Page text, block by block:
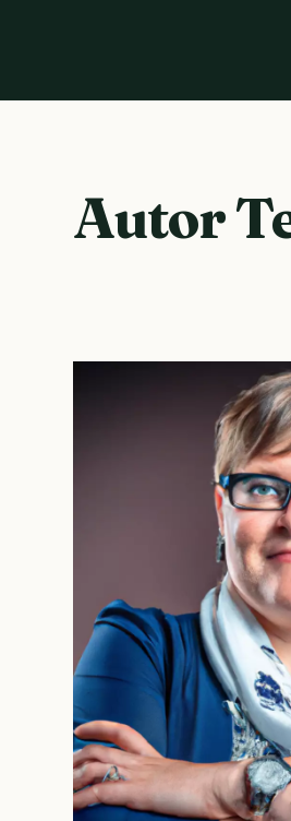
Autor